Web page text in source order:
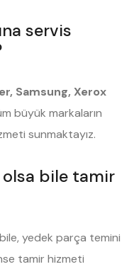
servis
Samsung, Xerox
büyük markaların
sunmaktayız.
olsa bile tamir
bile, yedek parça temini
tamir hizmeti